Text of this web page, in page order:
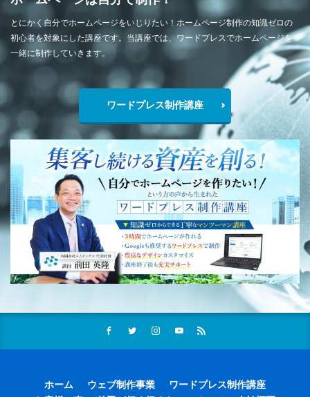
とにかく自分でホームページをいじりたい！ホームページ制作の知識ゼロの
初心者を対象にした講座です。当講座では、ワードプレスでホームページを
一緒に制作していきます。
ワードプレス制作講座
ホーム ウェブ制作事業
ワードプレス制作講座